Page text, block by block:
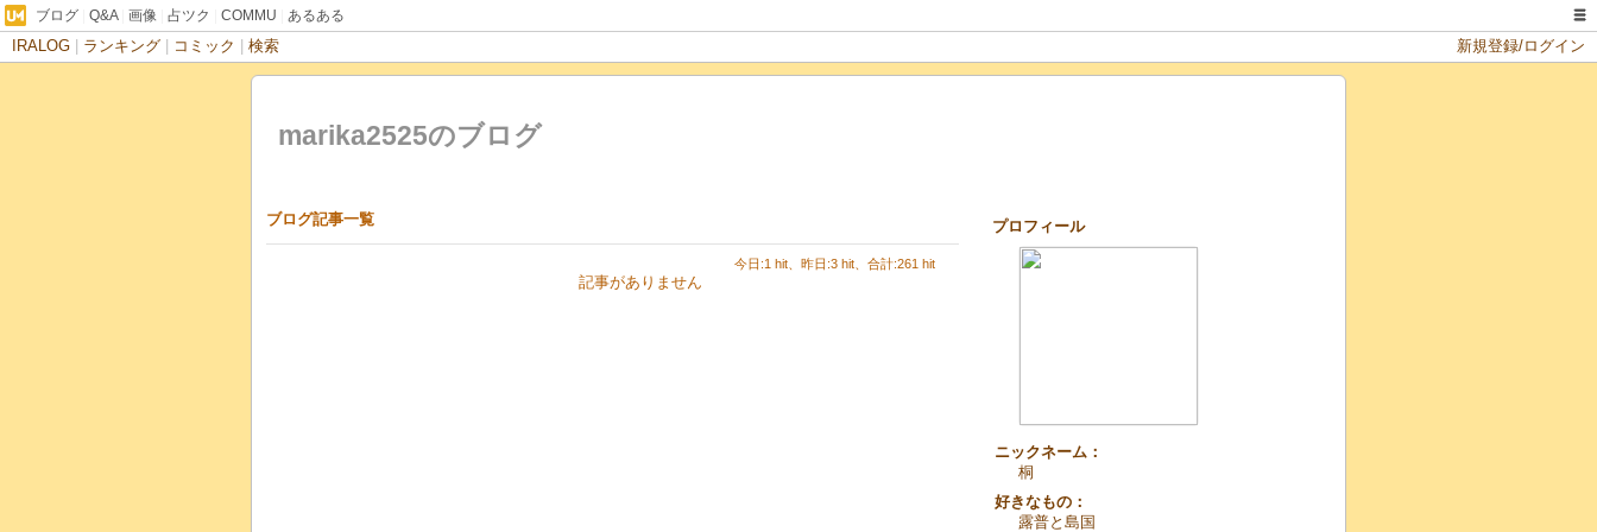
ブログ Q&A| 画像 占ツク COMMU あるある
IRALOG ランキング コミック 検索 新規登録/ログイン
marika2525のブログ
ブログ記事一覧
今日:1 hit、昨日:3 hit、合計:261 hit
記事がありません
プロフィール
ニックネーム：
桐
好きなもの：
露普と島国